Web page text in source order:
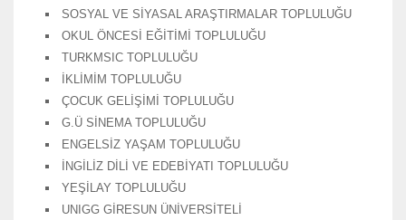
SOSYAL VE SİYASAL ARAŞTIRMALAR TOPLULUĞU
OKUL ÖNCESİ EĞİTİMİ TOPLULUĞU
TURKMSIC TOPLULUĞU
İKLİMİM TOPLULUĞU
ÇOCUK GELİŞİMİ TOPLULUĞU
G.Ü SİNEMA TOPLULUĞU
ENGELSİZ YAŞAM TOPLULUĞU
İNGİLİZ DİLİ VE EDEBİYATI TOPLULUĞU
YEŞİLAY TOPLULUĞU
UNIGG GİRESUN ÜNİVERSİTELİ